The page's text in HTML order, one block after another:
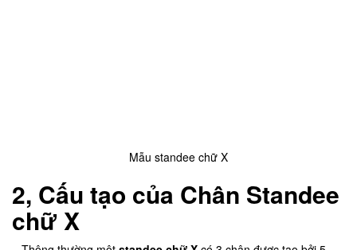
Mẫu standee chữ X
2, Cấu tạo của Chân Standee
chữ X